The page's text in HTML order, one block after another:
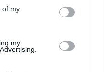
of my
my
ha
a társulati munka.
hiányoznak, és ezért
álmodni. A